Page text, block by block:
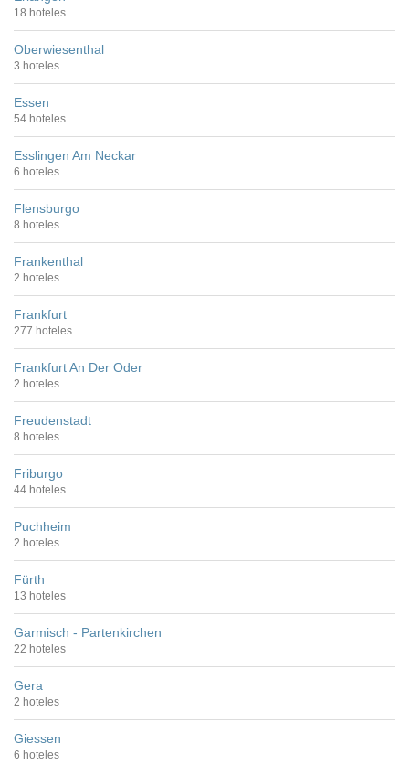
18 hoteles
Oberwiesenthal
3 hoteles
Essen
54 hoteles
Esslingen Am Neckar
6 hoteles
Flensburgo
8 hoteles
Frankenthal
2 hoteles
Frankfurt
277 hoteles
Frankfurt An Der Oder
2 hoteles
Freudenstadt
8 hoteles
Friburgo
44 hoteles
Puchheim
2 hoteles
Fürth
13 hoteles
Garmisch - Partenkirchen
22 hoteles
Gera
2 hoteles
Giessen
6 hoteles